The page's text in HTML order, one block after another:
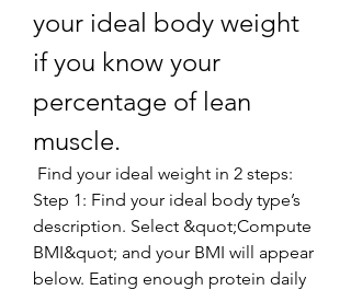
your ideal body weight
if you know your
percentage of lean
muscle.
Step 1: Find your ideal body type’s
description. Select &quot;Compute
BMI&quot; and your BMI will appear
below. Eating enough protein daily